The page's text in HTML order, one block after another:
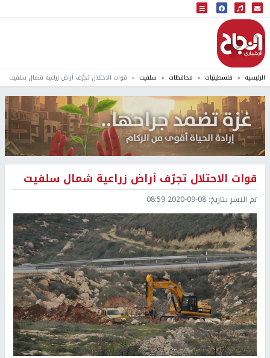
البث المباشر
إذاعة النجاح
الرئيسية فلسطينيات محافظات سلفيت قوات الاحتلال تجرّف أراض زراعية شمال سلفيت
قوات الاحتلال تجرّف أراض زراعية شمال سلفيت
تم النشر بتاريخ: 2020-09-08 08:59